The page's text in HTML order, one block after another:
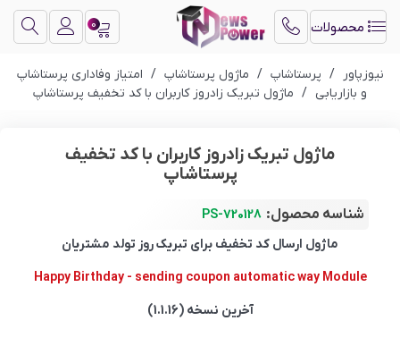
محصولات 0
نیوزپاور / پرستاشاپ / ماژول پرستاشاپ / امتیاز وفاداری پرستاشاپ
و بازاریابی / ماژول تبریک زادروز کاربران با کد تخفیف پرستاشاپ
ماژول تبریک زادروز کاربران با کد تخفیف
پرستاشاپ
شناسه محصول: PS-720128
ماژول ارسال کد تخفیف برای تبریک روز تولد مشتریان
Happy Birthday - sending coupon automatic way Module
آخرین نسخه (1.1.16)